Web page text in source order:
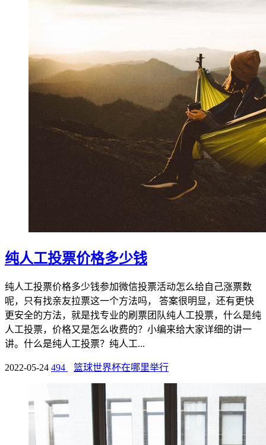
纯人工投票价格多少钱
纯人工投票价格多少钱参加微信投票活动怎么给自己涨票数
呢，只有找亲友拉票这一个方法吗， 答案很明显，还有更快
更安全的方法，就是找专业的刷票团队纯人工投票，什么是纯
人工投票，价格又是怎么收费的？小编来给大家详细的讲一
讲。什么是纯人工投票？纯人工...
2022-05-24 494 篮球世界杯在哪里举行